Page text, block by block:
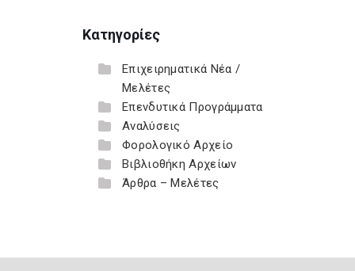
Κατηγορίες
Επιχειρηματικά Νέα /
Μελέτες
Επενδυτικά Προγράμματα
Αναλύσεις
Φορολογικό Αρχείο
Βιβλιοθήκη Αρχείων
Άρθρα – Μελέτες